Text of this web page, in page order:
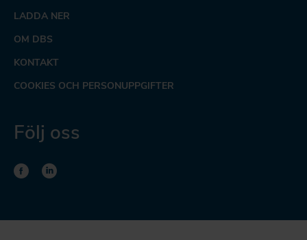
LADDA NER
OM DBS
KONTAKT
COOKIES OCH PERSONUPPGIFTER
Följ oss